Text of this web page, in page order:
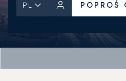
PL POPROŚ